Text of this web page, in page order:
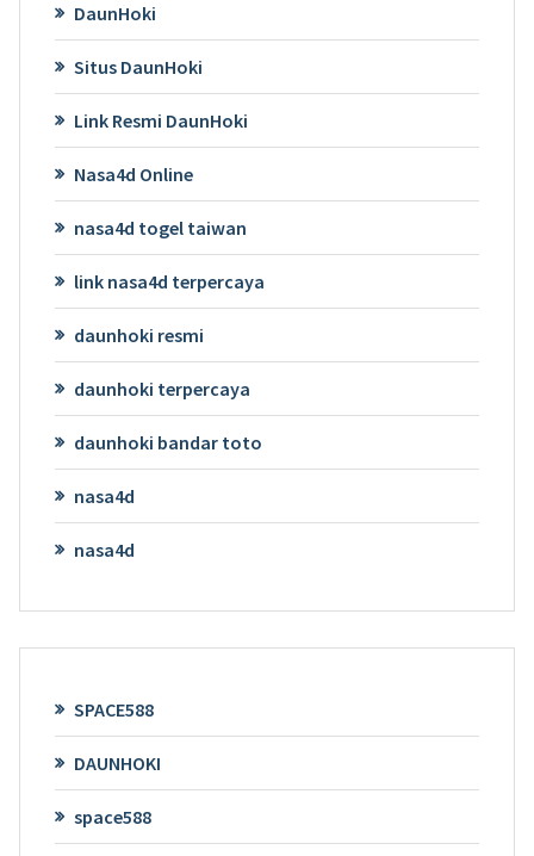
DaunHoki
Situs DaunHoki
Link Resmi DaunHoki
Nasa4d Online
nasa4d togel taiwan
link nasa4d terpercaya
daunhoki resmi
daunhoki terpercaya
daunhoki bandar toto
nasa4d
nasa4d
SPACE588
DAUNHOKI
space588